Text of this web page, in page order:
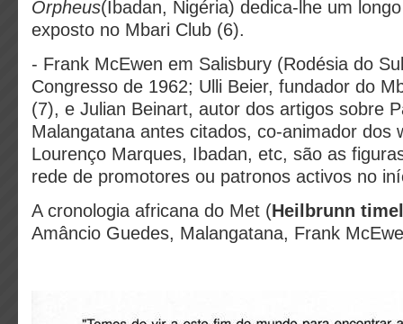
Orpheus(Ibadan, Nigéria) dedica-lhe um
exposto no Mbari Club (6).
- Frank McEwen em Salisbury (Rodésia do
Congresso de 1962; Ulli Beier, fundador do
(7), e Julian Beinart, autor dos artigos sobre
Malangatana antes citados, co-animador dos
Lourenço Marques, Ibadan, etc, são as
rede de promotores ou patronos activos no
A cronologia africana do Met (Heilbrunn
Amâncio Guedes, Malangatana, Frank